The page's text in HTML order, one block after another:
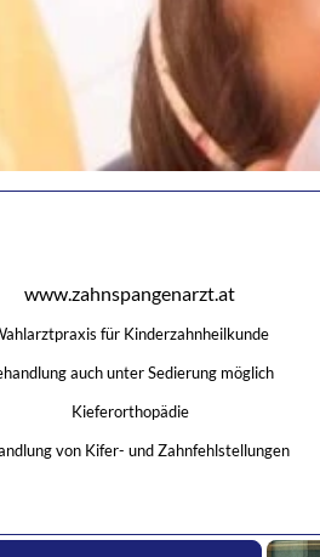
www.zahnspangenarzt.at
für Kinderzahnheilkunde
auch unter Sedierung möglich
Kieferorthopädie
von Kifer- und Zahnfehlstellungen